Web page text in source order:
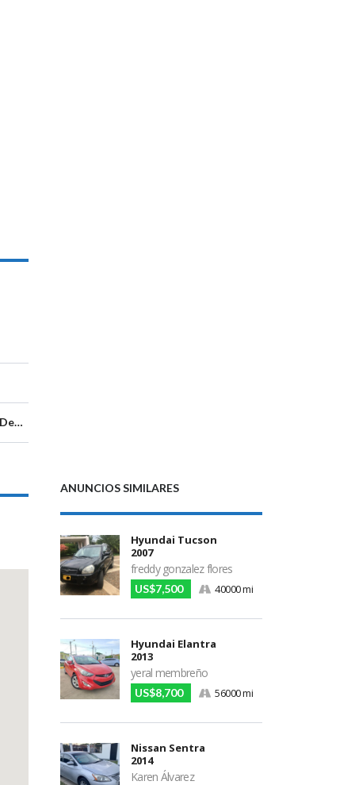
Managua, Departamento de Managua, Nicaragua
ANUNCIOS SIMILARES
Hyundai Tucson
2007
freddy gonzalez flores
US$7,500 40000 mi
Hyundai Elantra
2013
yeral membreño
US$8,700 56000 mi
Nissan Sentra
2014
Karen Álvarez